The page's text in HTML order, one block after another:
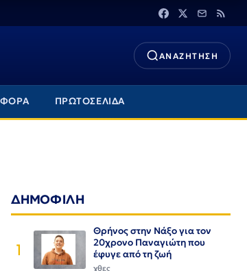
ΑΝΑΖΗΤΗΣΗ
ΠΡΩΤΟΣΕΛΙΔΑ
ΔΗΜΟΦΙΛΗ
1
Θρήνος στην Νάξο για τον
20χρονο Παναγιώτη που
έφυγε από τη ζωή
χθες